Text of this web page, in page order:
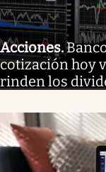
Acciones.
cotización hoy
rinden los